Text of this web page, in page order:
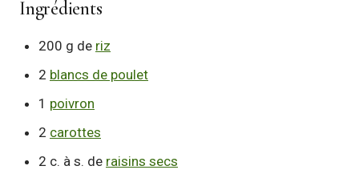
Ingrédients
200 g de riz
2 blancs de poulet
1 poivron
2 carottes
2 c. à s. de raisins secs